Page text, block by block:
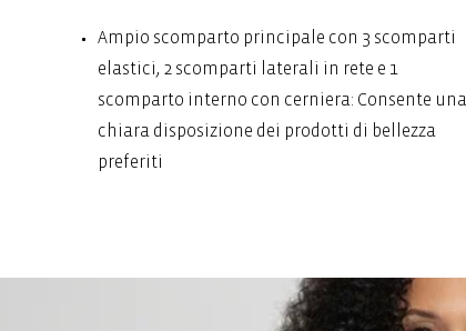
Ampio scomparto principale con 3 scomparti
elastici, 2 scomparti laterali in rete e 1
scomparto interno con cerniera: Consente una
chiara disposizione dei prodotti di bellezza
preferiti